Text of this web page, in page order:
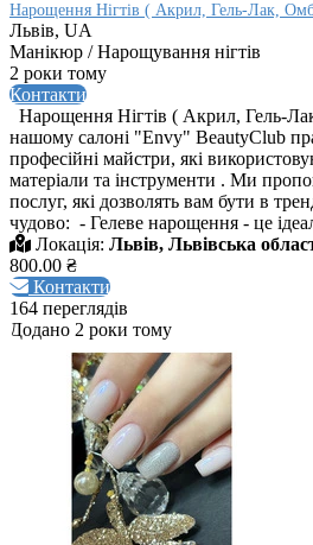
Нарощення Нігтів ( Акрил, Гель-Лак,
Львів, UA
Манікюр / Нарощування нігтів
2 роки тому
Контакти
Нарощення Нігтів ( Акрил, Гель-
нашому салоні "Envy" BeautyClub
професійні майстри, які
матеріали та інструменти . Ми
послуг, які дозволять вам бути в
чудово: - Гелеве нарощення - це
Локація: Львів, Львівська
800.00 ₴
Контакти
164 переглядів
Додано 2 роки тому